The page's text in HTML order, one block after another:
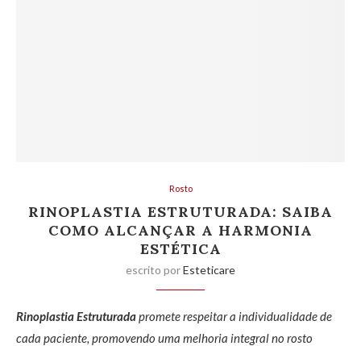
Rosto
RINOPLASTIA ESTRUTURADA: SAIBA
COMO ALCANÇAR A HARMONIA
ESTÉTICA
escrito porEsteticare
Rinoplastia Estruturadapromete respeitar a individualidade de
cada paciente, promovendo uma melhoria integral no rosto